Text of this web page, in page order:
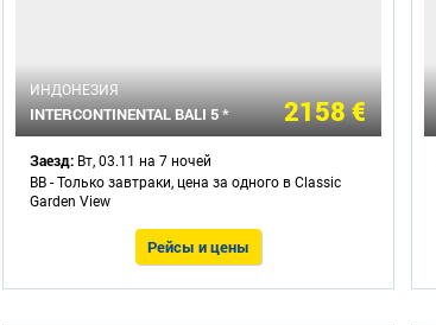
ИНДОНЕЗИЯ
INTERCONTINENTAL BALI 5 * 2158 €
Заезд: Вт, 03.11 на 7 ночей
BB - Только завтраки, цена за одного в Classic
Garden View
Рейсы и цены